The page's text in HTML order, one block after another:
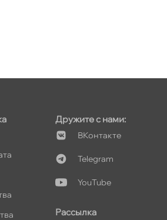
Дружите с нами:
Контакте
Telegram
YouTube
Рассылка